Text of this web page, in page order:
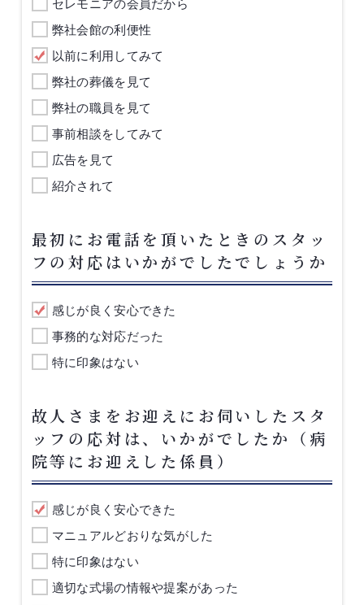
セレモニアの会員だから
弊社会館の利便性
以前に利用してみて
弊社の葬儀を見て
弊社の職員を見て
事前相談をしてみて
広告を見て
紹介されて
最初にお電話を頂いたときのスタッ
フの対応はいかがでしたでしょうか
感じが良く安心できた
事務的な対応だった
特に印象はない
故人さまをお迎えにお伺いしたスタ
ッフの応対は、いかがでしたか（病
院等にお迎えした係員）
感じが良く安心できた
マニュアルどおりな気がした
特に印象はない
適切な式場の情報や提案があった